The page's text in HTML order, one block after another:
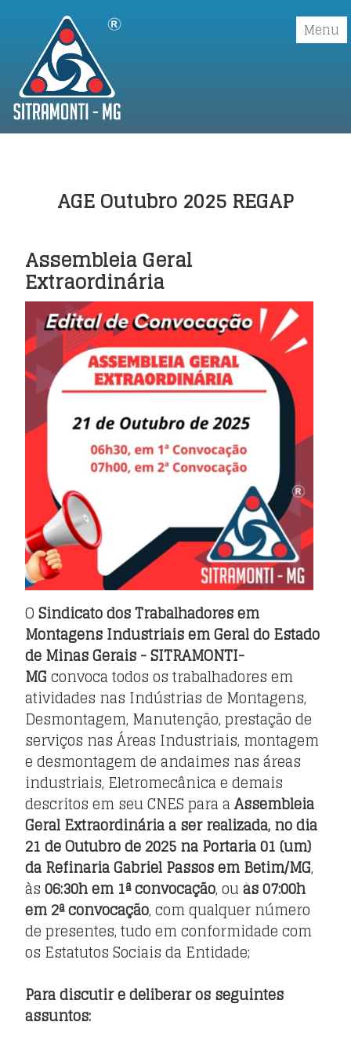
Menu
Convenções Coletivas▼
Sindicalizar
Boletos
Galerias▼
Notícias▼
Contato
AGE Outubro 2025 REGAP
Assembleia Geral
Extraordinária
OSindicato dos Trabalhadores em
Montagens Industriais em Geral do Estado
de Minas Gerais - SITRAMONTI-
MGconvoca todos os trabalhadores em
atividades nas Indústrias de Montagens,
Desmontagem, Manutenção, prestação de
serviços nas Áreas Industriais, montagem
e desmontagem de andaimes nas áreas
industriais, Eletromecânica e demais
descritos em seu CNES para aAssembleia
Geral Extraordinária a ser realizada, no dia
21 de Outubro de 2025 na Portaria 01 (um)
da Refinaria Gabriel Passos em Betim/MG,
às06:30h em 1ª convocação, ouàs 07:00h
em 2ª convocação, com qualquer número
de presentes, tudo em conformidade com
os Estatutos Sociais da Entidade;
Para discutir e deliberar os seguintes
assuntos: